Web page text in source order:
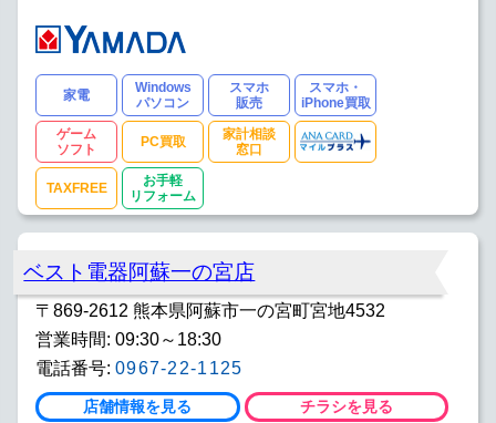
家電
Windows
パソコン
スマホ
販売
スマホ・
iPhone買取
ゲーム
ソフト
PC買取
家計相談
窓口
TAXFREE
お手軽
リフォーム
ベスト電器阿蘇一の宮店
〒869-2612 熊本県阿蘇市一の宮町宮地4532
営業時間: 09:30～18:30
電話番号: 0967-22-1125
店舗情報を見る チラシを見る